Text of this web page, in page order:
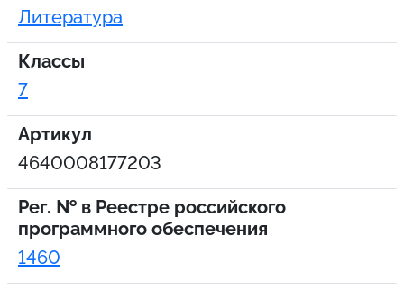
Литература
Классы
7
Артикул
4640008177203
Рег. № в Реестре российского
программного обеспечения
1460